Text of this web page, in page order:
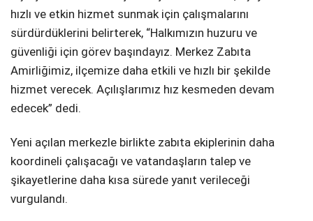
hızlı ve etkin hizmet sunmak için çalışmalarını
sürdürdüklerini belirterek, “Halkımızın huzuru ve
güvenliği için görev başındayız. Merkez Zabıta
Amirliğimiz, ilçemize daha etkili ve hızlı bir şekilde
hizmet verecek. Açılışlarımız hız kesmeden devam
edecek” dedi.
Yeni açılan merkezle birlikte zabıta ekiplerinin daha
koordineli çalışacağı ve vatandaşların talep ve
şikayetlerine daha kısa sürede yanıt verileceği
vurgulandı.